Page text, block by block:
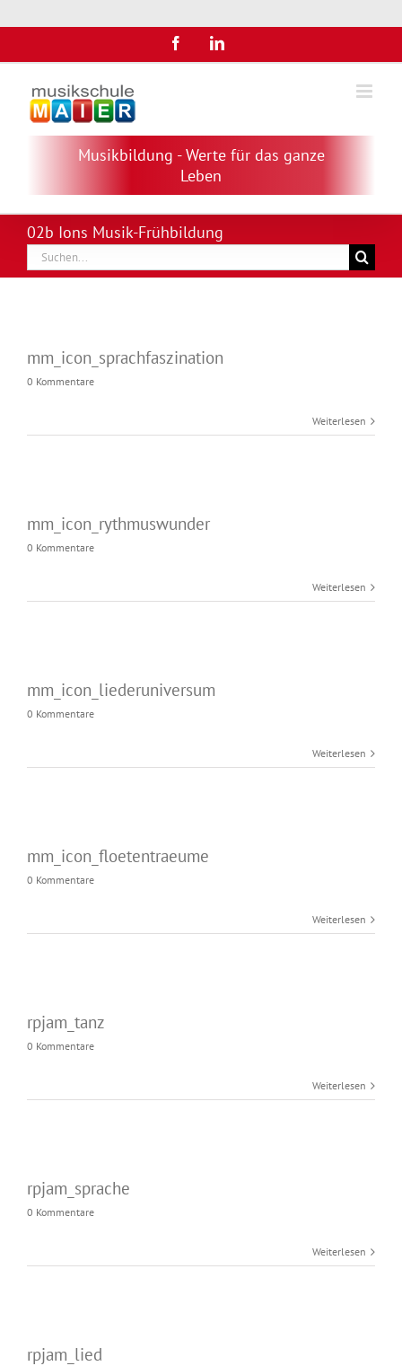
Inhalt
springen
FacebookLinkedIn
Musikbildung - Werte für das ganze
Leben
02b Ions Musik-Frühbildung
Suche
nach:
mm_icon_sprachfaszination
0 Kommentare
Weiterlesen
mm_icon_rythmuswunder
0 Kommentare
Weiterlesen
mm_icon_liederuniversum
0 Kommentare
Weiterlesen
mm_icon_floetentraeume
0 Kommentare
Weiterlesen
rpjam_tanz
0 Kommentare
Weiterlesen
rpjam_sprache
0 Kommentare
Weiterlesen
rpjam_lied